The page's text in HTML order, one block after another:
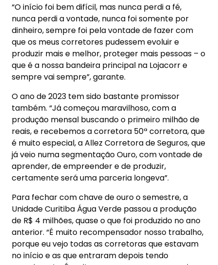
“O início foi bem difícil, mas nunca perdi a fé,
nunca perdi a vontade, nunca foi somente por
dinheiro, sempre foi pela vontade de fazer com
que os meus corretores pudessem evoluir e
produzir mais e melhor, proteger mais pessoas – o
que é a nossa bandeira principal na Lojacorr e
sempre vai sempre”, garante.
O ano de 2023 tem sido bastante promissor
também. “Já começou maravilhoso, com a
produção mensal buscando o primeiro milhão de
reais, e recebemos a corretora 50ª corretora, que
é muito especial, a Allez Corretora de Seguros, que
já veio numa segmentação Ouro, com vontade de
aprender, de empreender e de produzir,
certamente será uma parceria longeva”.
Para fechar com chave de ouro o semestre, a
Unidade Curitiba Água Verde passou a produção
de R$ 4 milhões, quase o que foi produzido no ano
anterior. “É muito recompensador nosso trabalho,
porque eu vejo todas as corretoras que estavam
no início e as que entraram depois tendo